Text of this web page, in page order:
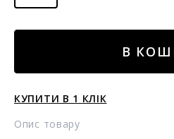
сліпони
кількість
В
КУПИТИ В 1 КЛІК
Опис товару